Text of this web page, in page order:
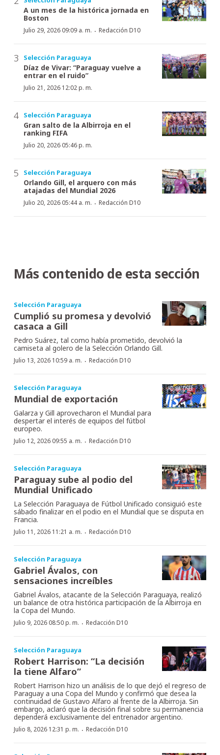
A un mes de la histórica jornada en
Boston
Julio 29, 2026 09:09 a. m. · Redacción D10
Selección Paraguaya
Díaz de Vivar: “Paraguay vuelve a
entrar en el ruido”
Julio 21, 2026 12:02 p. m.
Selección Paraguaya
Gran salto de la Albirroja en el
ranking FIFA
Julio 20, 2026 05:46 p. m.
Selección Paraguaya
Orlando Gill, el arquero con más
atajadas del Mundial 2026
Julio 20, 2026 05:44 a. m. · Redacción D10
Más contenido de esta sección
Selección Paraguaya
Cumplió su promesa y devolvió
casaca a Gill
Pedro Suárez, tal como había prometido, devolvió la
camiseta al golero de la Selección Orlando Gill.
Julio 13, 2026 10:59 a. m. · Redacción D10
Selección Paraguaya
Mundial de exportación
Galarza y Gill aprovecharon el Mundial para
despertar el interés de equipos del fútbol
europeo.
Julio 12, 2026 09:55 a. m. · Redacción D10
Selección Paraguaya
Paraguay sube al podio del
Mundial Unificado
La Selección Paraguaya de Fútbol Unificado consiguió este
sábado finalizar en el podio en el Mundial que se disputa en
Francia.
Julio 11, 2026 11:21 a. m. · Redacción D10
Selección Paraguaya
Gabriel Ávalos, con
sensaciones increíbles
Gabriel Ávalos, atacante de la Selección Paraguaya, realizó
un balance de otra histórica participación de la Albirroja en
la Copa del Mundo.
Julio 9, 2026 08:50 p. m. · Redacción D10
Selección Paraguaya
Robert Harrison: “La decisión
la tiene Alfaro”
Robert Harrison hizo un análisis de lo que dejó el regreso de
Paraguay a una Copa del Mundo y confirmó que desea la
continuidad de Gustavo Alfaro al frente de la Albirroja. Sin
embargo, aclaró que la decisión final sobre su permanencia
dependerá exclusivamente del entrenador argentino.
Julio 8, 2026 12:31 p. m. · Redacción D10